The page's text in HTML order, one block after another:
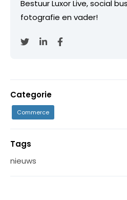
Bestuur Luxor Live, social
fotografie en vader!
Categorie
Commerce
Tags
nieuws